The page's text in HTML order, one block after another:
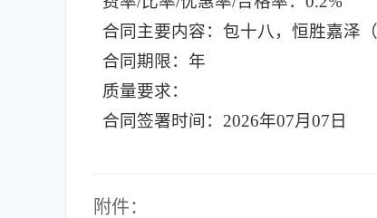
合同主要内容：包十八，恒胜嘉泽
合同期限：年
质量要求：
合同签署时间：2026年07月07日
附件：